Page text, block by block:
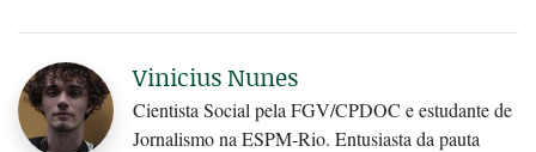
Vinicius Nunes
Cientista Social pela FGV/CPDOC e estudante de
Jornalismo na ESPM-Rio. Entusiasta da pauta